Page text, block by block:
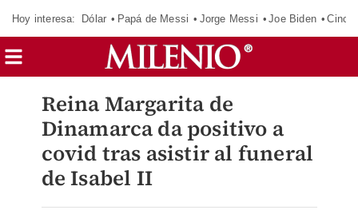
Hoy interesa: Dólar Papá de Messi Jorge Messi Joe Biden
Reina Margarita de
Dinamarca da positivo a
covid tras asistir al funeral
de Isabel II